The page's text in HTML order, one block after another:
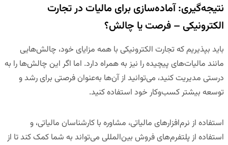
نتیجه‌گیری: آماده‌سازی برای مالیات در تجارت
الکترونیکی – فرصت یا چالش؟
باید بپذیریم که تجارت الکترونیکی با همه مزایای خود، چالش‌هایی
مانند مالیات‌های پیچیده را نیز به همراه دارد. اما اگر این چالش‌ها را به
درستی مدیریت کنید، می‌توانید از آن‌ها به‌عنوان فرصتی برای رشد و
توسعه بیشتر کسب‌وکار خود استفاده کنید.
استفاده از نرم‌افزارهای مالیاتی، مشاوره با کارشناسان مالیاتی، و
استفاده از پلتفرم‌های فروش بین‌المللی می‌تواند به شما کمک کند تا از